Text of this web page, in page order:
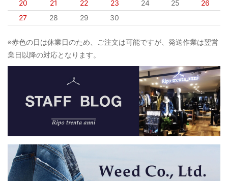
20
21 22 23 24 25
26
27
28 29 30
※赤色の日は休業日のため、ご注文は可能ですが、発送作業は翌営
業日以降の対応となります。